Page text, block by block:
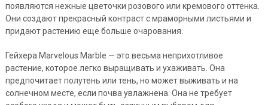
появляются нежные цветочки розового или кремового оттенка.
Они создают прекрасный контраст с мраморными листьями и
придают растению еще больше очарования.
Гейхера Marvelous Marble — это весьма неприхотливое
растение, которое легко выращивать и ухаживать. Она
предпочитает полутень или тень, но может выживать и на
солнечном месте, если почва увлажнена. Она не требует